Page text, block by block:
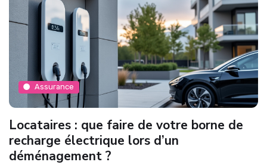
Assurance
Locataires : que faire de votre borne de
recharge électrique lors d’un
déménagement ?